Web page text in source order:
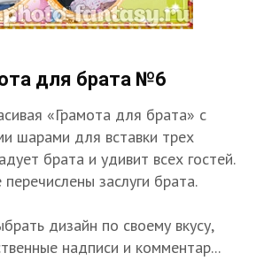
для брата №6
«Грамота для брата» с
шарами для вставки трех
брата и удивит всех гостей.
заслуги брата.
дизайн по своему вкусу,
надписи и комментар...